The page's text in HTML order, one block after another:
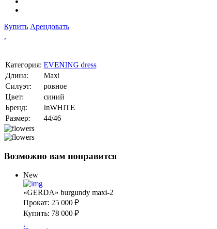
Купить Арендовать
Категория: EVENING dress
Длина:
Maxi
Силуэт:
ровное
Цвет:
синий
Бренд:
InWHITE
Размер:
44/46
Возможно вам понравится
New
«GERDA» burgundy maxi-2
Прокат: 25 000 ₽
Купить: 78 000 ₽